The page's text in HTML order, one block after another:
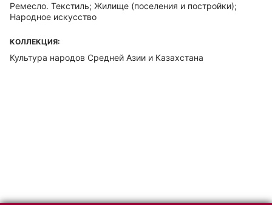
Ремесло. Текстиль; Жилище (поселения и постройки);
Народное искусство
КОЛЛЕКЦИЯ:
Культура народов Средней Азии и Казахстана